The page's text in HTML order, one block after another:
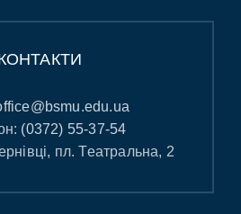
(0372) 55-37-54
пл. Театральна, 2